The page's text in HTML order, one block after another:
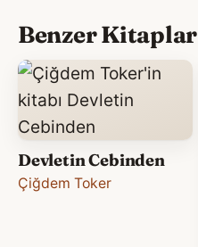
Benzer Kitaplar
Devletin Cebinden
Çiğdem Toker